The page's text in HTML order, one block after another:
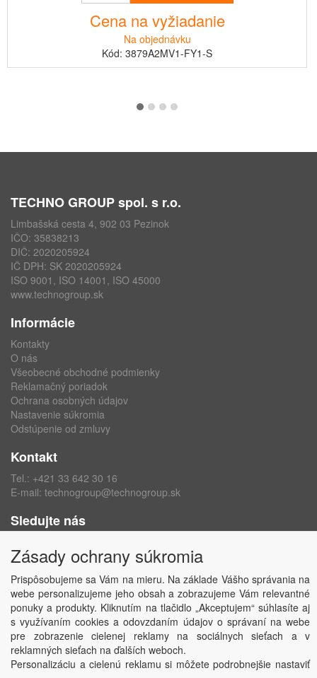
Cena na vyžiadanie
Na objednávku
Kód: 3879A2MV1-FY1-S
TECHNO GROUP spol. s r.o.
Limbašská cesta 4, 902 03 Pezinok
IČO: 35838213
DIČ: 2020205924
IČ DPH: SK 2020205924
ISO 9001, ISO 14001, ISO 45000
www.technogroup.sk
Informácie
Kontakty
O nás
Všeobecné obchodné podmienky
Reklamačný poriadok
Ochrana osobných údajov
Nastavenie súkromia
Odstúpenie od zmluvy
Kontakt
Tel.: +421 33 642 30 16
E-mail: technogroup@technogroup.sk
Sledujte nás
Instagram
Copyright © TECHNO GROUP spol. s r.o.2026
Powered by
ABRA
Zásady ochrany súkromia
Prispôsobujeme sa Vám na mieru. Na základe Vášho správania na
webe personalizujeme jeho obsah a zobrazujeme Vám relevantné
ponuky a produkty. Kliknutím na tlačidlo „Akceptujem“ súhlasíte aj
s využívaním cookies a odovzdaním údajov o správaní na webe
pre zobrazenie cielenej reklamy na sociálnych sieťach a v
reklamných sieťach na ďalších weboch.
Personalizáciu a cielenú reklamu si môžete podrobnejšie nastaviť